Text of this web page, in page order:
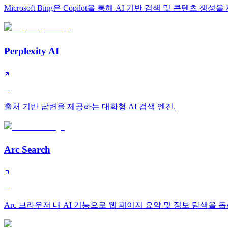
Microsoft Bing은 Copilot을 통해 AI 기반 검색 및 콘텐츠 생성을
Perplexity AI
출처 기반 답변을 제공하는 대화형 AI 검색 엔진.
Arc Search
Arc 브라우저 내 AI 기능으로 웹 페이지 요약 및 정보 탐색을 돕